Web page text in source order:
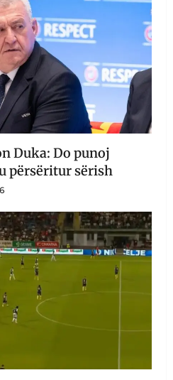
Duka: Do punoj
përsëritur sërish